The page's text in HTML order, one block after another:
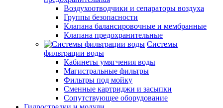
Воздухоотводчики и сепараторы воздуха
Группы безопасности
Клапана балансировочные и мембранные
Клапана предохранительные
Системы
фильтрации воды
Кабинеты умягчения воды
Магистральные фильтры
Фильтры под мойку
Сменные картриджи и засыпки
Сопутствующее оборудование